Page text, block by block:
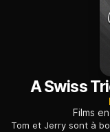
A Swiss
Films